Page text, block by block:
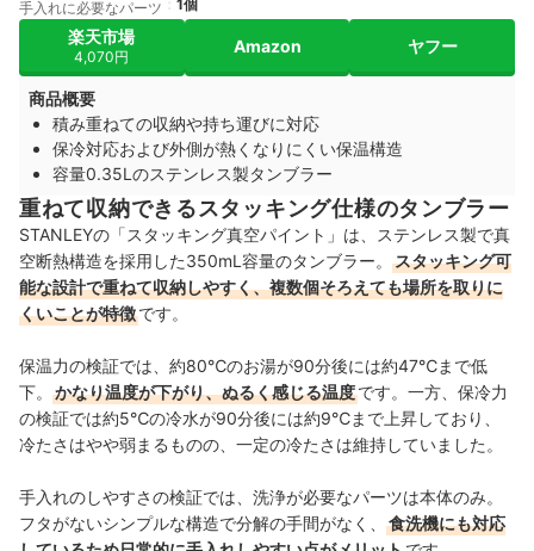
手入れに必要なパーツ
1個
楽天市場
4,070円
Amazon ヤフー
商品概要
積み重ねての収納や持ち運びに対応
保冷対応および外側が熱くなりにくい保温構造
容量0.35Lのステンレス製タンブラー
重ねて収納できるスタッキング仕様のタンブラー
STANLEYの「スタッキング真空パイント」は、ステンレス製で真
空断熱構造を採用した350mL容量のタンブラー。
スタッキング可
能な設計で重ねて収納しやすく、複数個そろえても場所を取りに
くいことが特徴です。
保温力の検証では、約80℃のお湯が90分後には約47℃まで低
下。
かなり温度が下がり、ぬるく感じる温度です。一方、保冷力
の検証では約5℃の冷水が90分後には約9℃まで上昇しており、
冷たさはやや弱まるものの、一定の冷たさは維持していました。
手入れのしやすさの検証では、洗浄が必要なパーツは本体のみ。
フタがないシンプルな構造で分解の手間がなく、
食洗機にも対応